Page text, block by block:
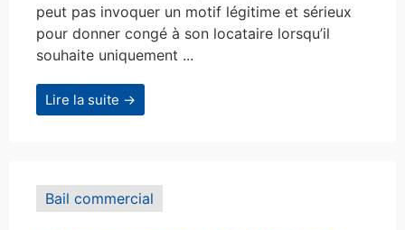
peut pas invoquer un motif légitime et sérieux
pour donner congé à son locataire lorsqu’il
souhaite uniquement ...
Lire la suite →
Bail commercial